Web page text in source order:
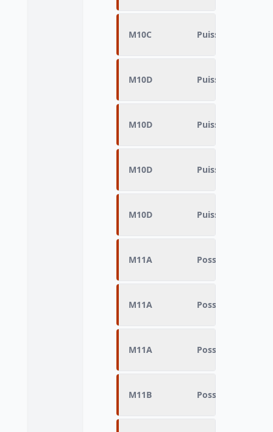
M10C Puissance fiscale
M10D Puissance fiscale
M10D Puissance fiscale
M10D Puissance fiscale
M10D Puissance fiscale
M11A Possession du
M11A Possession du
M11A Possession du
M11B Possession du